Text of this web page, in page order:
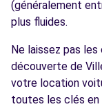
(généralement
plus fluides.
Ne laissez pas
découverte de
votre location
toutes les clés en